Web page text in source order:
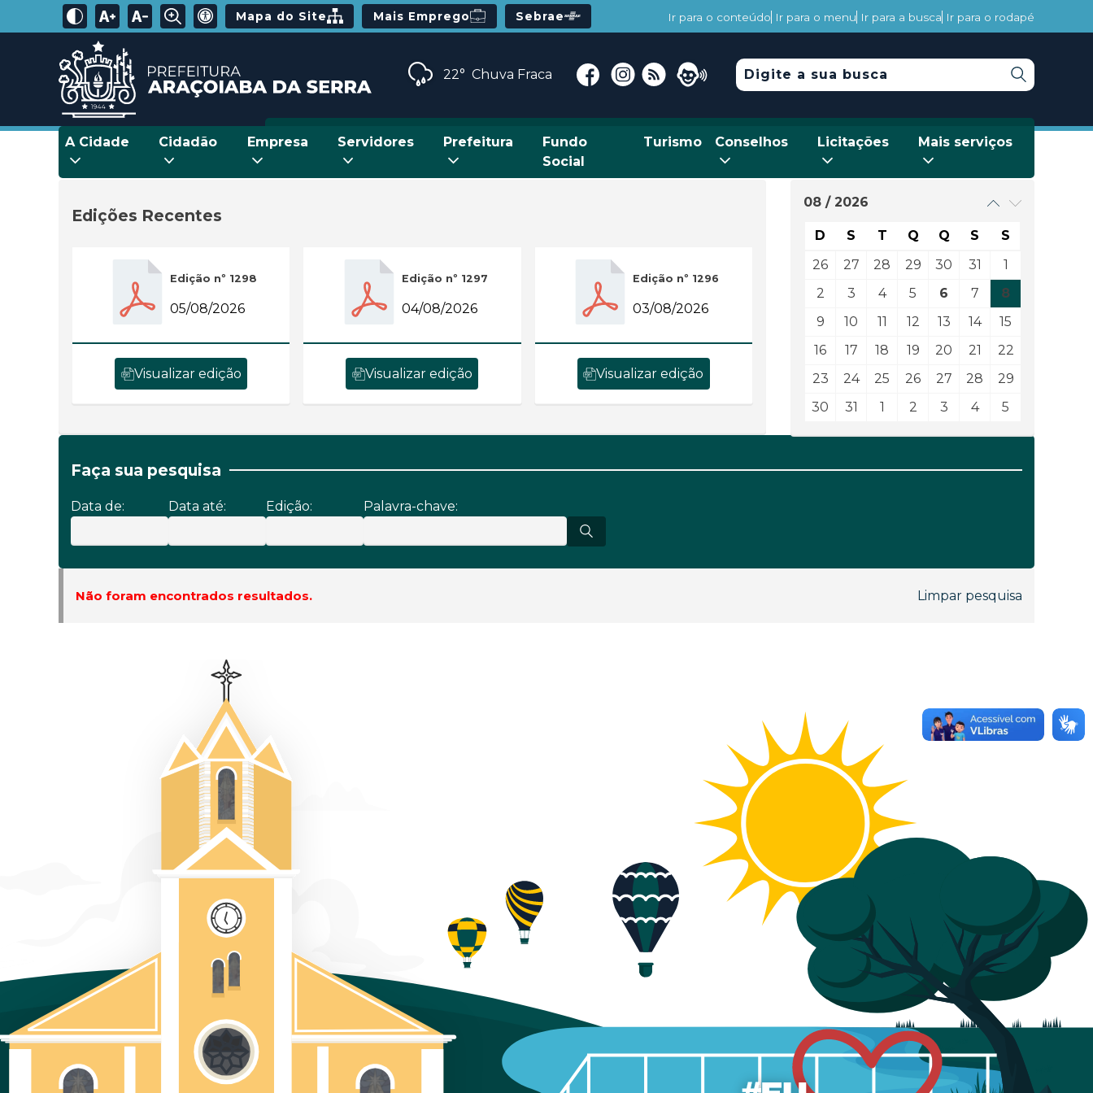
Mapa do Site Mais Emprego Sebrae Ir para o conteúdo Ir para o menu Ir para a busca Ir para o rodapé
22° Chuva Fraca
A Cidade Cidadão Empresa Servidores Prefeitura
Fundo
Social
Turismo Conselhos Licitações Mais serviços
Edições Recentes
Edição nº 1298
05/08/2026
Visualizar edição
Edição nº 1297
04/08/2026
Visualizar edição
Edição nº 1296
03/08/2026
Visualizar edição
08 / 2026
D S T Q Q S
S
26
27 28 29 30 31
1
2
3 4 5 6 7
8
9
10 11 12 13 14
15
16
17 18 19 20 21
22
23
24 25 26 27 28
29
30
31 1 2 3 4 5
Faça sua pesquisa
Data de: Data até: Edição: Palavra-chave:
Não foram encontrados resultados. Limpar pesquisa